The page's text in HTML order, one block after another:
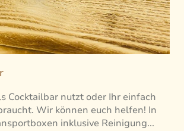
Cocktailbar nutzt oder Ihr einfach
Wir können euch helfen! In
inklusive Reinigung...